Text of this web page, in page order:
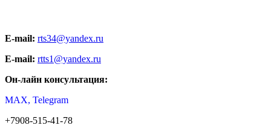
E-mail: rts34@yandex.ru
E-mail: rtts1@yandex.ru
Он-лайн консультация:
MAX, Telegram
+7908-515-41-78